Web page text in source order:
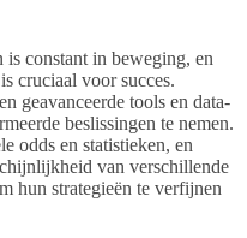
constant in beweging, en
cruciaal voor succes.
geavanceerde tools en data-
beslissingen te nemen.
odds en statistieken, en
van verschillende
hun strategieën te verfijnen